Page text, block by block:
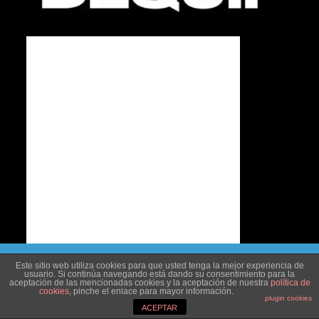
Este sitio web utiliza cookies para que usted tenga la mejor experiencia de
usuario. Si continúa navegando está dando su consentimiento para la
aceptación de las mencionadas cookies y la aceptación de nuestra política de
cookies, pinche el enlace para mayor información.
plugin cookies
ACEPTAR
¡Visita nuestras tiendas en Palencia y Aguilar de Campoo
y descubre nuestras ofertas!